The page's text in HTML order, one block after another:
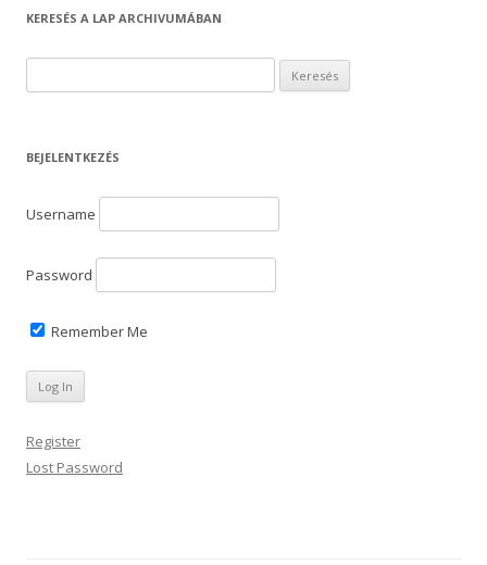
KERESÉS A LAP ARCHIVUMÁBAN
e
e
BEJELENTKEZÉS
Username
Password
Remember Me
Register
Lost Password